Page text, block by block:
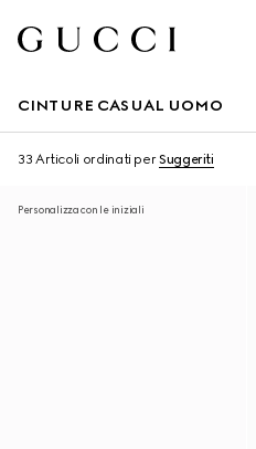
CINTURE CASUAL UOMO
33 Articoli ordinati perSuggeriti
Personalizza con le iniziali